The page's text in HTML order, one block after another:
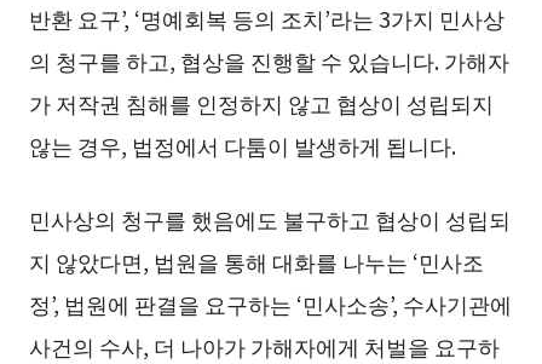
반환 요구’, ‘명예회복 등의 조치’라는 3가지 민사상
의 청구를 하고, 협상을 진행할 수 있습니다. 가해자
가 저작권 침해를 인정하지 않고 협상이 성립되지
않는 경우, 법정에서 다툼이 발생하게 됩니다.
민사상의 청구를 했음에도 불구하고 협상이 성립되
지 않았다면, 법원을 통해 대화를 나누는 ‘민사조
정’, 법원에 판결을 요구하는 ‘민사소송’, 수사기관에
사건의 수사, 더 나아가 가해자에게 처벌을 요구하